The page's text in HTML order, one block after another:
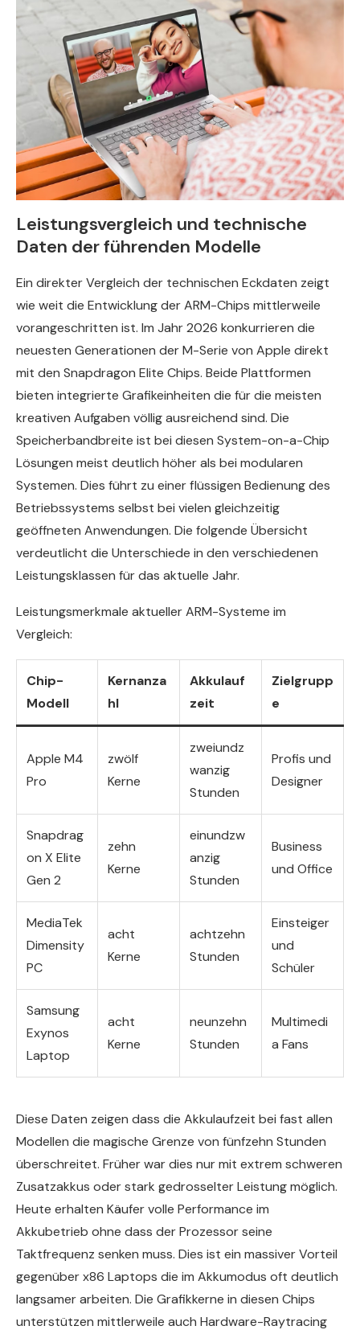
Leistungsvergleich und technische
Daten der führenden Modelle
Ein direkter Vergleich der technischen Eckdaten zeigt
wie weit die Entwicklung der ARM-Chips mittlerweile
vorangeschritten ist. Im Jahr 2026 konkurrieren die
neuesten Generationen der M-Serie von Apple direkt
mit den Snapdragon Elite Chips. Beide Plattformen
bieten integrierte Grafikeinheiten die für die meisten
kreativen Aufgaben völlig ausreichend sind. Die
Speicherbandbreite ist bei diesen System-on-a-Chip
Lösungen meist deutlich höher als bei modularen
Systemen. Dies führt zu einer flüssigen Bedienung des
Betriebssystems selbst bei vielen gleichzeitig
geöffneten Anwendungen. Die folgende Übersicht
verdeutlicht die Unterschiede in den verschiedenen
Leistungsklassen für das aktuelle Jahr.
Leistungsmerkmale aktueller ARM-Systeme im
Vergleich:
Chip-
Modell
Kernanza
hl
Akkulauf
zeit
Zielgrupp
e
Apple M4
Pro
zwölf
Kerne
zweiundz
wanzig
Stunden
Profis und
Designer
Snapdrag
on X Elite
Gen 2
zehn
Kerne
einundzw
anzig
Stunden
Business
und Office
MediaTek
Dimensity
PC
acht
Kerne
achtzehn
Stunden
Einsteiger
und
Schüler
Samsung
Exynos
Laptop
acht
Kerne
neunzehn
Stunden
Multimedi
a Fans
Diese Daten zeigen dass die Akkulaufzeit bei fast allen
Modellen die magische Grenze von fünfzehn Stunden
überschreitet. Früher war dies nur mit extrem schweren
Zusatzakkus oder stark gedrosselter Leistung möglich.
Heute erhalten Käufer volle Performance im
Akkubetrieb ohne dass der Prozessor seine
Taktfrequenz senken muss. Dies ist ein massiver Vorteil
gegenüber x86 Laptops die im Akkumodus oft deutlich
langsamer arbeiten. Die Grafikkerne in diesen Chips
unterstützen mittlerweile auch Hardware-Raytracing